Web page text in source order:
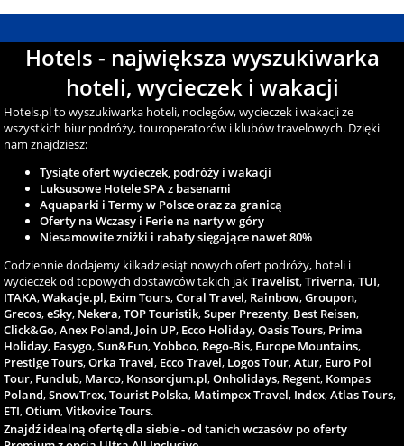
Hotels - największa wyszukiwarka
hoteli, wycieczek i wakacji
Hotels.pl to wyszukiwarka hoteli, noclegów, wycieczek i wakacji ze
wszystkich biur podróży, touroperatorów i klubów travelowych. Dzięki
nam znajdziesz:
Tysiąte ofert wycieczek, podróży i wakacji
Luksusowe Hotele SPA z basenami
Aquaparki i Termy w Polsce oraz za granicą
Oferty na Wczasy i Ferie na narty w góry
Niesamowite zniżki i rabaty sięgające nawet 80%
Codziennie dodajemy kilkadziesiąt nowych ofert podróży, hoteli i
wycieczek od topowych dostawców takich jakTravelist,Triverna,TUI,
ITAKA,Wakacje.pl, Exim Tours,Coral Travel, Rainbow,Groupon,
Grecos,eSky, Nekera,TOP Touristik,Super Prezenty, Best Reisen,
Click&Go,Anex Poland, Join UP, Ecco Holiday,Oasis Tours, Prima
Holiday, Easygo,Sun&Fun,Yobboo, Rego-Bis, Europe Mountains,
Prestige Tours,Orka Travel, Ecco Travel, Logos Tour,Atur, Euro Pol
Tour, Funclub, Marco, Konsorcjum.pl,Onholidays, Regent, Kompas
Poland,SnowTrex,Tourist Polska, Matimpex Travel, Index,Atlas Tours,
ETI,Otium,Vitkovice Tours.
Znajdź idealną ofertę dla siebie - od tanich wczasów po oferty